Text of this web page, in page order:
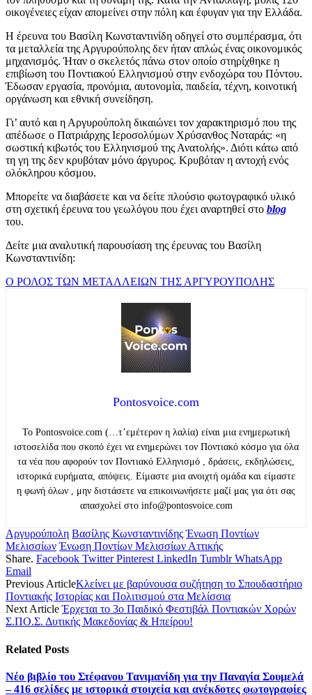
οικογένειες είχαν απομείνει στην πόλη και έφυγαν για την Ελλάδα.
Η έρευνα του Βασίλη Κωνσταντινίδη οδηγεί στο συμπέρασμα, ότι
τα μεταλλεία της Αργυρούπολης δεν ήταν απλώς ένας οικονομικός
μηχανισμός. Ήταν ο σκελετός πάνω στον οποίο στηρίχθηκε η
επιβίωση του Ποντιακού Ελληνισμού στην ενδοχώρα του Πόντου.
Έδωσαν εργασία, προνόμια, αυτονομία, παιδεία, τέχνη, κοινοτική
οργάνωση και εθνική συνείδηση.
Γι’ αυτό και η Αργυρούπολη δικαιώνει τον χαρακτηρισμό που της
απέδωσε ο Πατριάρχης Ιεροσολύμων Χρύσανθος Νοταράς: «η
σωστική κιβωτός του Ελληνισμού της Ανατολής». Διότι κάτω από
τη γη της δεν κρυβόταν μόνο άργυρος. Κρυβόταν η αντοχή ενός
ολόκληρου κόσμου.
Μπορείτε να διαβάσετε και να δείτε πλούσιο φωτογραφικό υλικό
στη σχετική έρευνα του γεωλόγου που έχει αναρτηθεί στο blog
του.
Δείτε μια αναλυτική παρουσίαση της έρευνας του Βασίλη
Κωνσταντινίδη:
Ο ΡΟΛΟΣ ΤΩΝ ΜΕΤΑΛΛΕΙΩΝ ΤΗΣ ΑΡΓΥΡΟΥΠΟΛΗΣ
Pontosvoice.com
Το Pontosvoice.com (…τ’εμέτερον η λαλία) είναι μια ενημερωτική
ιστοσελίδα που σκοπό έχει να ενημερώνει τον Ποντιακό κόσμο για όλα
τα νέα που αφορούν τον Ποντιακό Ελληνισμό , δράσεις, εκδηλώσεις,
ιστορικά ευρήματα, απόψεις. Είμαστε μια ανοιχτή ομάδα και είμαστε
η φωνή όλων , μην διστάσετε να επικοινωνήσετε μαζί μας για ότι σας
απασχολεί στο info@pontosvoice.com
Αργυρούπολη Βασίλης Κωνσταντινίδης Ένωση Ποντίων
Μελισσίων Ένωση Ποντίων Μελισσίων Αττικής
Share. Facebook Twitter Pinterest LinkedIn Tumblr WhatsApp
Email
Previous ArticleΚλείνει με βαρύνουσα συζήτηση το Σπουδαστήριο
Ποντιακής Ιστορίας και Πολιτισμού στα Μελίσσια
Next ArticleΈρχεται το 3ο Παιδικό Φεστιβάλ Ποντιακών Χορών
Σ.ΠΟ.Σ. Δυτικής Μακεδονίας & Ηπείρου!
Related Posts
Νέο βιβλίο του Στέφανου Τανιμανίδη για την Παναγία Σουμελά
– 416 σελίδες με ιστορικά στοιχεία και ανέκδοτες φωτογραφίες